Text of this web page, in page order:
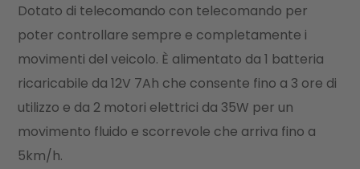
Dotato di telecomando con telecomando per
poter controllare sempre e completamente i
movimenti del veicolo. È alimentato da 1 batteria
ricaricabile da 12V 7Ah che consente fino a 3 ore di
utilizzo e da 2 motori elettrici da 35W per un
movimento fluido e scorrevole che arriva fino a
5km/h.